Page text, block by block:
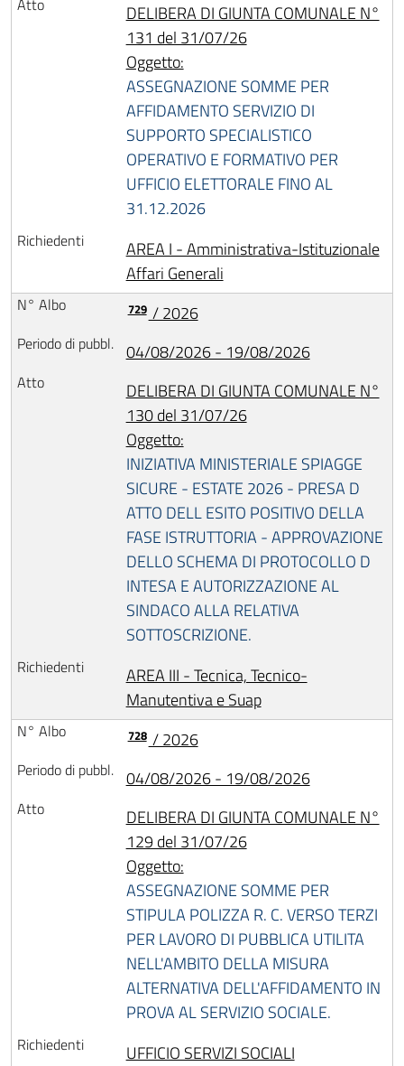
DELIBERA DI GIUNTA COMUNALE N°
131 del 31/07/26
Oggetto:
ASSEGNAZIONE SOMME PER
AFFIDAMENTO SERVIZIO DI
SUPPORTO SPECIALISTICO
OPERATIVO E FORMATIVO PER
UFFICIO ELETTORALE FINO AL
31.12.2026
AREA I - Amministrativa-Istituzionale
Affari Generali
729 / 2026
04/08/2026 - 19/08/2026
DELIBERA DI GIUNTA COMUNALE N°
130 del 31/07/26
Oggetto:
INIZIATIVA MINISTERIALE SPIAGGE
SICURE - ESTATE 2026 - PRESA D
ATTO DELL ESITO POSITIVO DELLA
FASE ISTRUTTORIA - APPROVAZIONE
DELLO SCHEMA DI PROTOCOLLO D
INTESA E AUTORIZZAZIONE AL
SINDACO ALLA RELATIVA
SOTTOSCRIZIONE.
AREA III - Tecnica, Tecnico-
Manutentiva e Suap
728 / 2026
04/08/2026 - 19/08/2026
DELIBERA DI GIUNTA COMUNALE N°
129 del 31/07/26
Oggetto:
ASSEGNAZIONE SOMME PER
STIPULA POLIZZA R. C. VERSO TERZI
PER LAVORO DI PUBBLICA UTILITA
NELL'AMBITO DELLA MISURA
ALTERNATIVA DELL'AFFIDAMENTO IN
PROVA AL SERVIZIO SOCIALE.
UFFICIO SERVIZI SOCIALI